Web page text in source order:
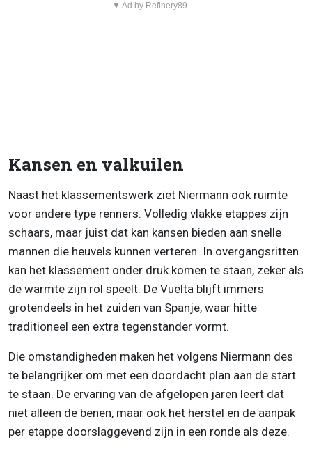
▼ Ad by Refinery89
Kansen en valkuilen
Naast het klassementswerk ziet Niermann ook ruimte
voor andere type renners. Volledig vlakke etappes zijn
schaars, maar juist dat kan kansen bieden aan snelle
mannen die heuvels kunnen verteren. In overgangsritten
kan het klassement onder druk komen te staan, zeker als
de warmte zijn rol speelt. De Vuelta blijft immers
grotendeels in het zuiden van Spanje, waar hitte
traditioneel een extra tegenstander vormt.
Die omstandigheden maken het volgens Niermann des
te belangrijker om met een doordacht plan aan de start
te staan. De ervaring van de afgelopen jaren leert dat
niet alleen de benen, maar ook het herstel en de aanpak
per etappe doorslaggevend zijn in een ronde als deze.